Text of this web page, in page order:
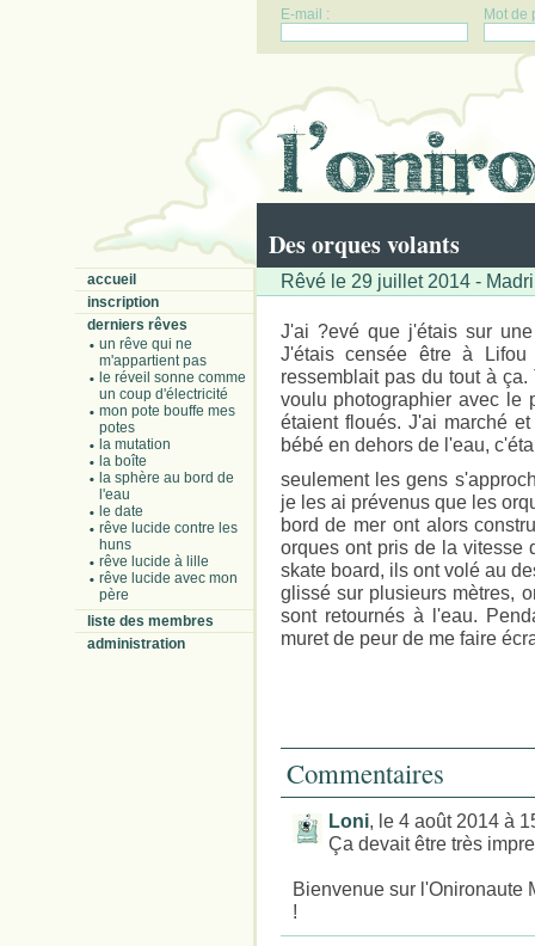
E-mail : Mot de
Des orques volants
accueil
inscription
derniers rêves
un rêve qui ne
m'appartient pas
le réveil sonne comme
un coup d'électricité
mon pote bouffe mes
potes
la mutation
la boîte
la sphère au bord de
l'eau
le date
rêve lucide contre les
huns
rêve lucide à lille
rêve lucide avec mon
père
liste des membres
administration
Rêvé le 29 juillet 2014 -
J'ai ?evé que j'étais sur
J'étais censée être à Lifou
ressemblait pas du tout à
voulu photographier avec le
étaient floués. J'ai marché
bébé en dehors de l'eau,
seulement les gens
je les ai prévenus que les
bord de mer ont alors
orques ont pris de la vitesse
skate board, ils ont volé au
glissé sur plusieurs mètres,
sont retournés à l'eau.
muret de peur de me faire
Commentaires
Loni, le 4 août 2014 à
Ça devait être très
Bienvenue sur l'Onironaute
!